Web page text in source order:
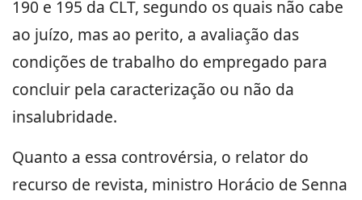
190 e 195 da CLT, segundo os quais não cabe
ao juízo, mas ao perito, a avaliação das
condições de trabalho do empregado para
concluir pela caracterização ou não da
insalubridade.
Quanto a essa controvérsia, o relator do
recurso de revista, ministro Horácio de Senna